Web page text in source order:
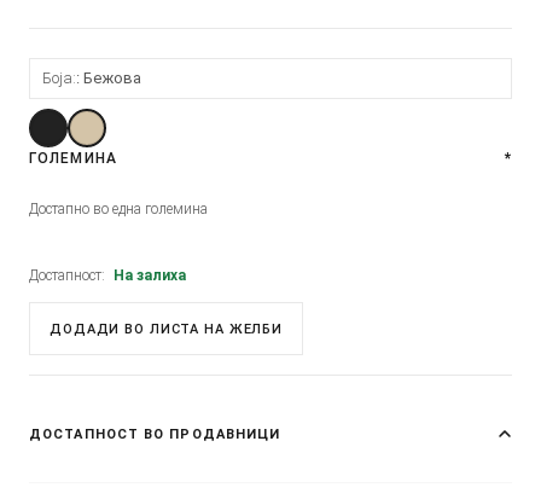
Боја: Бежова
ГОЛЕМИНА *
Достапно во една големина
Достапност: На залиха
ДОДАДИ ВО ЛИСТА НА ЖЕЛБИ
ДОСТАПНОСТ ВО ПРОДАВНИЦИ